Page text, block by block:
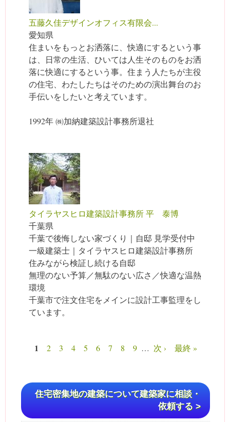
五藤久佳デザインオフィス有限会...
愛知県
住まいをもっとお洒落に、快適にするという事
は、日常の生活、ひいては人生そのものをお洒
落に快適にするという事。住まう人たちが主役
の住宅、わたしたちはそのための演出舞台のお
手伝いをしたいと考えています。
1992年 ㈱加納建築設計事務所退社
タイラヤスヒロ建築設計事務所 平 泰博
千葉県
千葉で後悔しない家づくり｜自邸 見学受付中
一級建築士｜タイラヤスヒロ建築設計事務所
住みながら検証し続ける自邸
無理のない予算／無駄のない広さ／快適な温熱
環境
千葉市で注文住宅をメインに設計工事監理をし
ています。
ページ
1 2 3 4 5 6 7 8 9 … 次 › 最終 »
住宅密集地の建築について建築家に相談・
依頼する >